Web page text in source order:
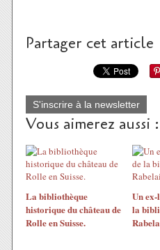
Partager cet article
S'inscrire à la newsletter
Vous aimerez aussi :
La bibliothèque
historique du château de
Rolle en Suisse.
Un
la